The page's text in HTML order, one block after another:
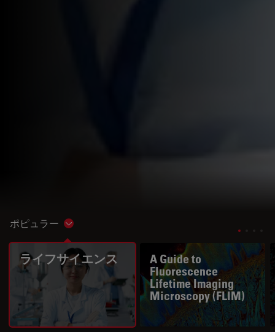
ポピュラー Show subnavigation
ライフサイエンス
A Guide to
Fluorescence
Lifetime Imaging
Microscopy (FLIM)